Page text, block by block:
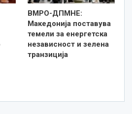
ВМРО-ДПМНЕ:
Македонија поставува
темели за енергетска
независност и зелена
транзиција